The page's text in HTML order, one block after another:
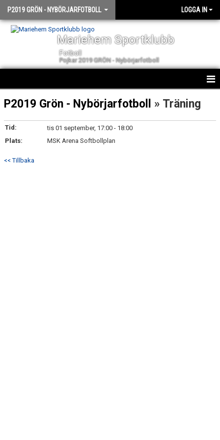
P2019 GRÖN - NYBÖRJARFOTBOLL LOGGA IN
Mariehem Sportklubb
Fotboll
Pojkar 2019 GRÖN - Nybörjarfotboll
HEM
NYHETER
KALENDER
TRUPPEN
P2019 Grön - Nybörjarfotboll » Träning
Tid:
tis 01 september, 17:00 - 18:00
Plats:
MSK Arena Softbollplan
<< Tillbaka